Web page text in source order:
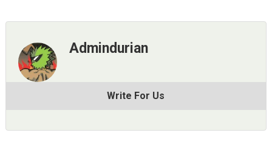
Admindurian
Write For Us